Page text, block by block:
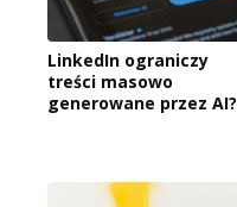
LinkedIn ograniczy
treści masowo
generowane przez AI?